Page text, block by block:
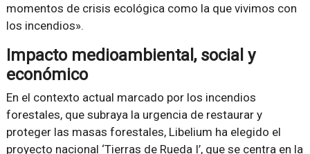
momentos de crisis ecológica como la que vivimos con
los incendios».
Impacto medioambiental, social y
económico
En el contexto actual marcado por los incendios
forestales, que subraya la urgencia de restaurar y
proteger las masas forestales, Libelium ha elegido el
proyecto nacional ‘Tierras de Rueda I’, que se centra en la